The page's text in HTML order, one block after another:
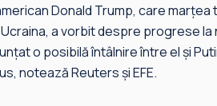
Donald Trump, care
a vorbit despre progrese
o posibilă întâlnire între el și
notează Reuters și EFE.